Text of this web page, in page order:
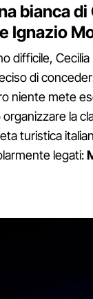
bianca di
Ignazio
difficile,
di
niente mete
la
turistica
legati: